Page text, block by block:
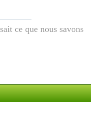
ce que nous savons